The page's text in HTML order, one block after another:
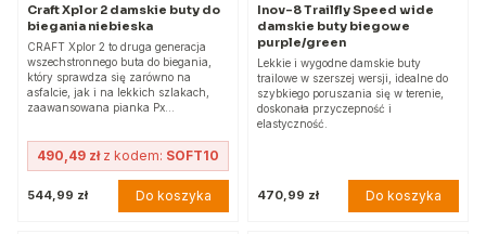
Craft Xplor 2 damskie buty do
biegania niebieska
CRAFT Xplor 2 to druga generacja
wszechstronnego buta do biegania,
który sprawdza się zarówno na
asfalcie, jak i na lekkich szlakach,
zaawansowana pianka Px…
490,49 złz kodem: SOFT10
544,99 zł Do koszyka
Inov-8 Trailfly Speed wide
damskie buty biegowe
purple/green
Lekkie i wygodne damskie buty
trailowe w szerszej wersji, idealne do
szybkiego poruszania się w terenie,
doskonała przyczepność i
elastyczność.
470,99 zł Do koszyka